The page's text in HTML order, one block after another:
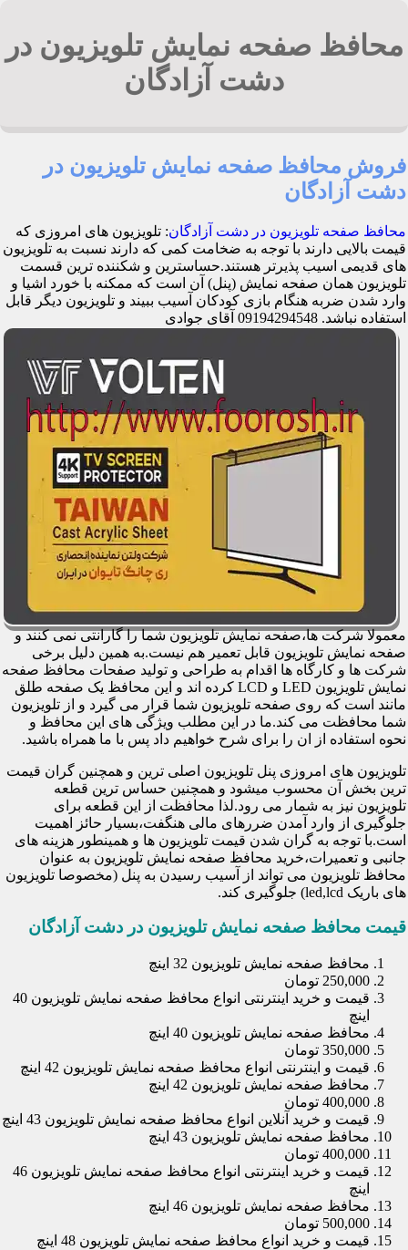
محافظ صفحه نمایش تلویزیون در
دشت آزادگان
فروش محافظ صفحه نمایش تلویزیون در
دشت آزادگان
محافظ صفحه تلویزیون در دشت آزادگان: تلویزیون های امروزی که
قیمت بالایی دارند با توجه به ضخامت کمی که دارند نسبت به تلویزیون
های قدیمی اسیب پذیرتر هستند.حساسترین و شکننده ترین قسمت
تلویزیون همان صفحه نمایش (پنل) آن است که ممکنه با خورد اشیا و
وارد شدن ضربه هنگام بازی کودکان آسیب ببیند و تلویزیون دیگر قابل
استفاده نباشد. 09194294548 آقای جوادی
معمولا شرکت ها،صفحه نمایش تلویزیون شما را گارانتی نمی کنند و
صفحه نمایش تلویزیون قابل تعمیر هم نیست.به همین دلیل برخی
شرکت ها و کارگاه ها اقدام به طراحی و تولید صفحات محافظ صفحه
نمایش تلویزیون LED و LCD کرده اند و این محافظ یک صفحه طلق
مانند است که روی صفحه تلویزیون شما قرار می گیرد و از تلویزیون
شما محافظت می کند.ما در این مطلب ویژگی های این محافظ و
نحوه استفاده از ان را برای شرح خواهیم داد پس با ما همراه باشید.
تلویزیون های امروزی پنل تلویزیون اصلی ترین و همچنین گران قیمت
ترین بخش آن محسوب میشود و همچنین حساس ترین قطعه
تلویزیون نیز به شمار می رود.لذا محافظت از این قطعه برای
جلوگیری از وارد آمدن ضررهای مالی هنگفت،بسیار حائز اهمیت
است.با توجه به گران شدن قیمت تلویزیون ها و همینطور هزینه های
جانبی و تعمیرات،خرید محافظ صفحه نمایش تلویزیون به عنوان
محافظ تلویزیون می تواند از آسیب رسیدن به پنل (مخصوصا تلویزیون
های باریک led,lcd) جلوگیری کند.
قیمت محافظ صفحه نمایش تلویزیون در دشت آزادگان
محافظ صفحه نمایش تلویزیون 32 اینچ
250,000 تومان
قیمت و خرید اینترنتی انواع محافظ صفحه نمایش تلویزیون 40
اینچ
محافظ صفحه نمایش تلویزیون 40 اینچ
350,000 تومان
قیمت و اینترنتی انواع محافظ صفحه نمایش تلویزیون 42 اینچ
محافظ صفحه نمایش تلویزیون 42 اینچ
400,000 تومان
قیمت و خرید آنلاین انواع محافظ صفحه نمایش تلویزیون 43 اینچ
محافظ صفحه نمایش تلویزیون 43 اینچ
400,000 تومان
قیمت و خرید اینترنتی انواع محافظ صفحه نمایش تلویزیون 46
اینچ
محافظ صفحه نمایش تلویزیون 46 اینچ
500,000 تومان
قیمت و خرید انواع محافظ صفحه نمایش تلویزیون 48 اینچ